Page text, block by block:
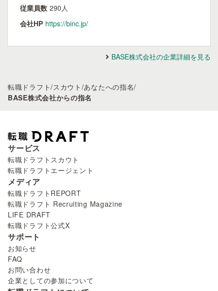
従業員数 290人
会社HP https://binc.jp/
BASE株式会社の企業詳細を見る
転職ドラフト/スカウト /あなたへの指名/
BASE株式会社からの指名
サービス
転職ドラフトスカウト
転職ドラフトエージェント
メディア
転職ドラフトREPORT
転職ドラフト Recruiting Magazine
LIFE DRAFT
転職ドラフト公式X
サポート
お知らせ
FAQ
お問い合わせ
企業としての参加について